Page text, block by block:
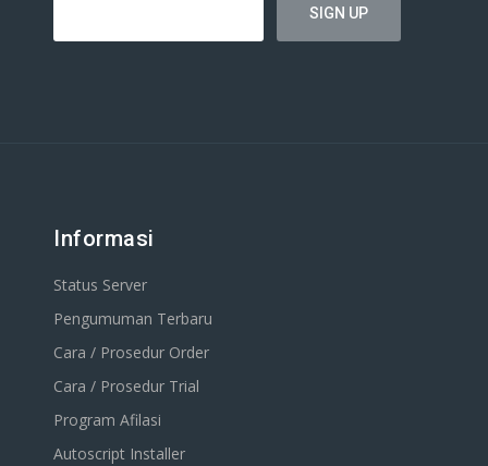
Informasi
Status Server
Pengumuman Terbaru
Cara / Prosedur Order
Cara / Prosedur Trial
Program Afilasi
Autoscript Installer